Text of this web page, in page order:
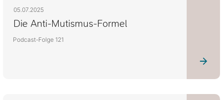
05.07.2025
Die Anti-Mutismus-Formel
Podcast-Folge 121